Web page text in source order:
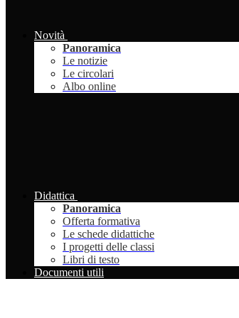
Novità
Panoramica
Le notizie
Le circolari
Albo online
Didattica
Panoramica
Offerta formativa
Le schede didattiche
I progetti delle classi
Libri di testo
Documenti utili